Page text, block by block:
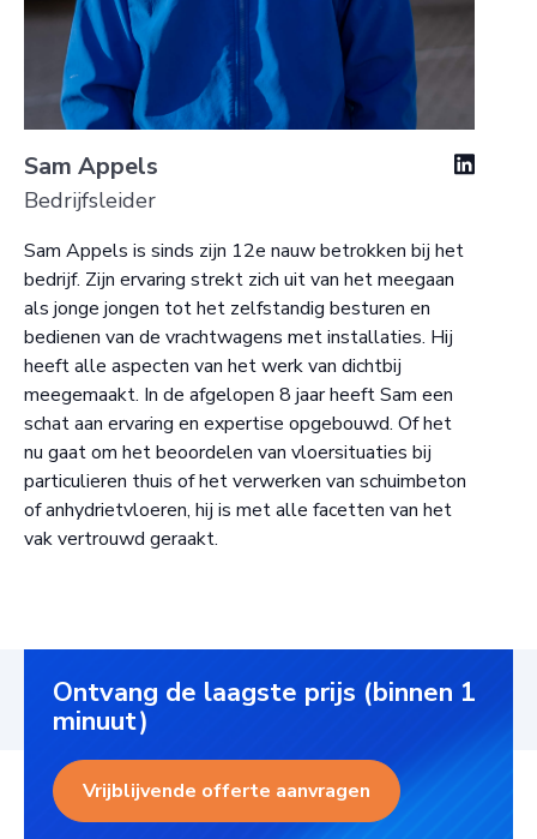
Sam Appels
Bedrijfsleider
Sam Appels is sinds zijn 12e nauw betrokken bij het
bedrijf. Zijn ervaring strekt zich uit van het meegaan
als jonge jongen tot het zelfstandig besturen en
bedienen van de vrachtwagens met installaties. Hij
heeft alle aspecten van het werk van dichtbij
meegemaakt. In de afgelopen 8 jaar heeft Sam een
schat aan ervaring en expertise opgebouwd. Of het
nu gaat om het beoordelen van vloersituaties bij
particulieren thuis of het verwerken van schuimbeton
of anhydrietvloeren, hij is met alle facetten van het
vak vertrouwd geraakt.
Ontvang de laagste prijs (binnen 1
minuut)
Vrijblijvende offerte aanvragen